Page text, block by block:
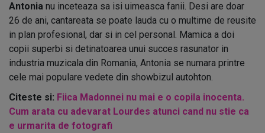
Antonia nu inceteaza sa isi uimeasca fanii. Desi are doar
26 de ani, cantareata se poate lauda cu o multime de reusite
in plan profesional, dar si in cel personal. Mamica a doi
copii superbi si detinatoarea unui succes rasunator in
industria muzicala din Romania, Antonia se numara printre
cele mai populare vedete din showbizul autohton.
Citeste si: Fiica Madonnei nu mai e o copila inocenta.
Cum arata cu adevarat Lourdes atunci cand nu stie ca
e urmarita de fotografi